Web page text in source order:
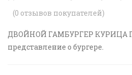
(0 отзывов покупателей)
ДВОЙНОЙ ГАМБУРГЕР КУРИЦА
представление о бургере.